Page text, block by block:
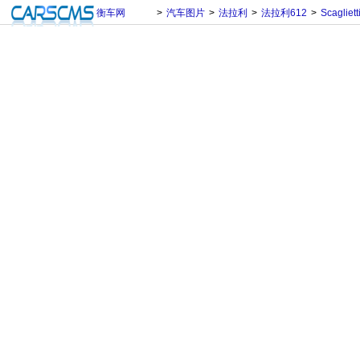
衡车网 > 汽车图片 > 法拉利 > 法拉利612 >